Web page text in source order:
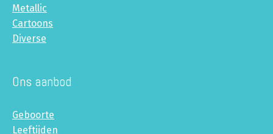
Metallic
Cartoons
Diverse
Ons aanbod
Geboorte
Leeftijden